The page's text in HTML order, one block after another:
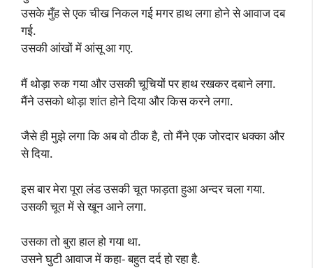
उसके मुँह से एक चीख निकल गई मगर हाथ लगा होने से आवाज दब
गई.
उसकी आंखों में आंसू आ गए.
मैं थोड़ा रुक गया और उसकी चूचियों पर हाथ रखकर दबाने लगा.
मैंने उसको थोड़ा शांत होने दिया और किस करने लगा.
जैसे ही मुझे लगा कि अब वो ठीक है, तो मैंने एक जोरदार धक्का और
से दिया.
इस बार मेरा पूरा लंड उसकी चूत फाड़ता हुआ अन्दर चला गया.
उसकी चूत में से खून आने लगा.
उसका तो बुरा हाल हो गया था.
उसने घुटी आवाज में कहा- बहुत दर्द हो रहा है.